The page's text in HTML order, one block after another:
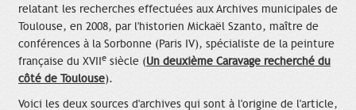
relatant les recherches effectuées aux Archives municipales de
Toulouse, en 2008, par l'historien Mickaël Szanto, maître de
conférences à la Sorbonne (Paris IV), spécialiste de la peinture
française du XVIIe siècle (Un deuxième Caravage recherché du
côté de Toulouse).
Voici les deux sources d'archives qui sont à l'origine de l'article,